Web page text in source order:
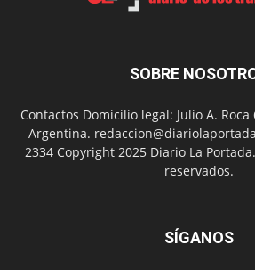
SOBRE
Contactos Domicilio legal: Julio A.
Argentina.
2334 Copyright 2025 Diario La
reservados.
SÍGANOS